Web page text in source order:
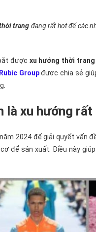
trang đang rất hot để các
được xu hướng thời trang
Rubic Groupđược chia sẻ
là xu hướng
2024 để giải quyết vấn
để sản xuất. Điều này